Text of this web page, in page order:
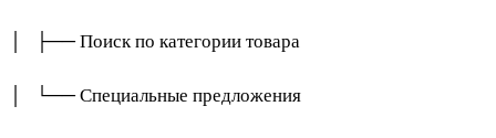
│ ├── Поиск по категории товара
│ └── Специальные предложения